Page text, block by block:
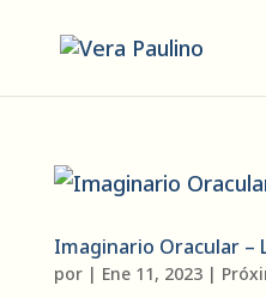
Imaginario Oracular –
por | Ene 11, 2023|